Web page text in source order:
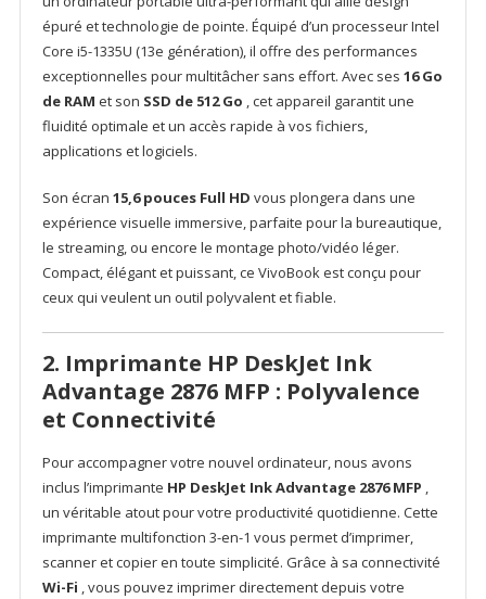
épuré et technologie de pointe. Équipé d’un processeur Intel
Core i5-1335U (13e génération), il offre des performances
exceptionnelles pour multitâcher sans effort. Avec ses 16 Go
de RAM et son SSD de 512 Go , cet appareil garantit une
fluidité optimale et un accès rapide à vos fichiers,
applications et logiciels.
Son écran 15,6 pouces Full HD vous plongera dans une
expérience visuelle immersive, parfaite pour la bureautique,
le streaming, ou encore le montage photo/vidéo léger.
Compact, élégant et puissant, ce VivoBook est conçu pour
ceux qui veulent un outil polyvalent et fiable.
2. Imprimante HP DeskJet Ink
Advantage 2876 MFP : Polyvalence
et Connectivité
Pour accompagner votre nouvel ordinateur, nous avons
inclus l’imprimante HP DeskJet Ink Advantage 2876 MFP ,
un véritable atout pour votre productivité quotidienne. Cette
imprimante multifonction 3-en-1 vous permet d’imprimer,
scanner et copier en toute simplicité. Grâce à sa connectivité
Wi-Fi , vous pouvez imprimer directement depuis votre